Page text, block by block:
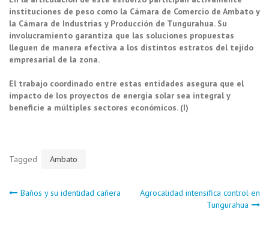
instituciones de peso como la Cámara de Comercio de Ambato y
la Cámara de Industrias y Producción de Tungurahua. Su
involucramiento garantiza que las soluciones propuestas
lleguen de manera efectiva a los distintos estratos del tejido
empresarial de la zona.
El trabajo coordinado entre estas entidades asegura que el
impacto de los proyectos de energía solar sea integral y
beneficie a múltiples sectores económicos. (I)
Tagged Ambato
Navegación
Baños y su identidad cañera
Agrocalidad intensifica control en
Tungurahua